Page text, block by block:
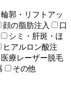
輪郭・リフトアッ
顔の脂肪注入
口
シミ・肝斑・ほ
ヒアルロン酸注
医療レーザー脱毛
その他